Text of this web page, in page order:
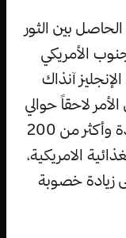
بين الثور
الأمريكي
الإنجليز آنذاك
لاحقاً حوالي
الـ100 عام لظهور تلك الأنواع الجديدة وأكثر من 200
الامريكية،
على زيادة خصوبة